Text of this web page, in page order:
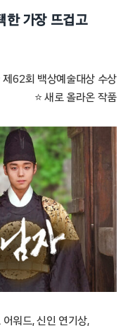
한 가장 뜨겁고
제62회 백상예술대상 수상
⭐ 새로 올라온 작품
워드, 신인 연기상,